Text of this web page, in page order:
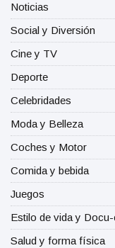
Noticias
Social y Diversión
Cine y TV
Deporte
Celebridades
Moda y Belleza
Coches y Motor
Comida y bebida
Juegos
Estilo de vida y
Salud y forma física